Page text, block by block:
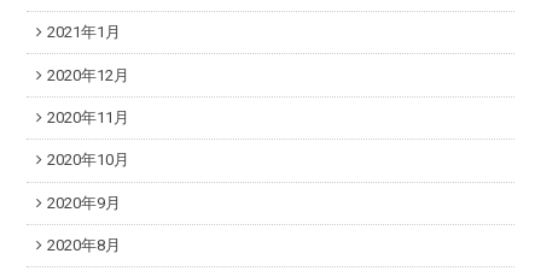
2021年1月
2020年12月
2020年11月
2020年10月
2020年9月
2020年8月